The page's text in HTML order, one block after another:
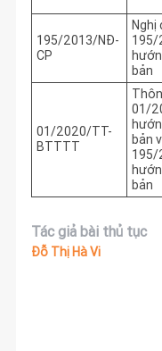
195/2013/NĐ-
CP
Nghị
195/
bản
01/2020/TT-
BTTTT
01/
bản
195/
bản
Tác giả bài thủ tục
Đỗ Thị Hà Vi